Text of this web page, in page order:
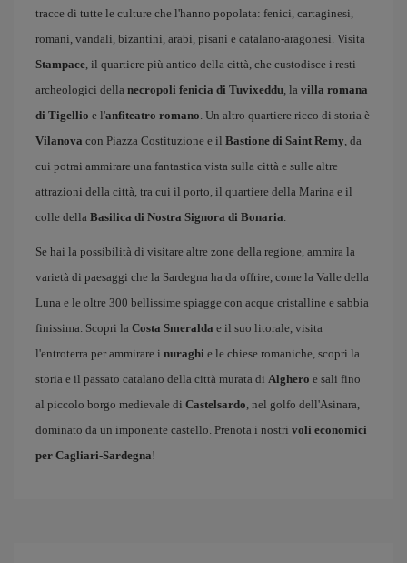
tracce di tutte le culture che l'hanno popolata: fenici, cartaginesi,
romani, vandali, bizantini, arabi, pisani e catalano-aragonesi. Visita
Stampace, il quartiere più antico della città, che custodisce i resti
archeologici della necropoli fenicia di Tuvixeddu, la villa romana
di Tigellio e l'anfiteatro romano. Un altro quartiere ricco di storia è
Vilanova con Piazza Costituzione e il Bastione di Saint Remy, da
cui potrai ammirare una fantastica vista sulla città e sulle altre
attrazioni della città, tra cui il porto, il quartiere della Marina e il
colle della Basilica di Nostra Signora di Bonaria.
Se hai la possibilità di visitare altre zone della regione, ammira la
varietà di paesaggi che la Sardegna ha da offrire, come la Valle della
Luna e le oltre 300 bellissime spiagge con acque cristalline e sabbia
finissima. Scopri la Costa Smeralda e il suo litorale, visita
l'entroterra per ammirare i nuraghi e le chiese romaniche, scopri la
storia e il passato catalano della città murata di Alghero e sali fino
al piccolo borgo medievale di Castelsardo, nel golfo dell'Asinara,
dominato da un imponente castello. Prenota i nostri voli economici
per Cagliari-Sardegna!